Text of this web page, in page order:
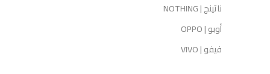
ناثينج | NOTHING
فيفو | VIVO